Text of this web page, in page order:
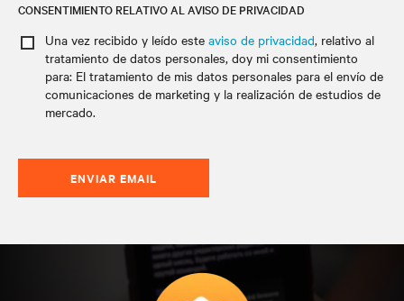
CONSENTIMIENTO RELATIVO AL AVISO DE PRIVACIDAD
Una vez recibido y leído este aviso de privacidad, relativo al
tratamiento de datos personales, doy mi consentimiento
para: El tratamiento de mis datos personales para el envío de
comunicaciones de marketing y la realización de estudios de
mercado.
ENVIAR EMAIL